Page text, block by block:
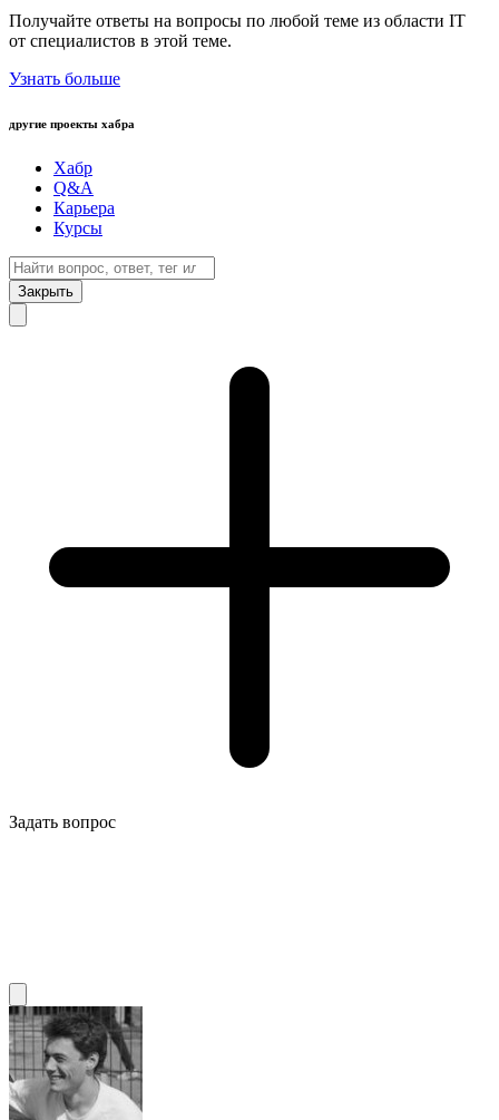
Получайте ответы на вопросы по любой теме из области IT
от специалистов в этой теме.
Узнать больше
другие проекты хабра
Хабр
Q&A
Карьера
Курсы
Закрыть
Задать вопрос